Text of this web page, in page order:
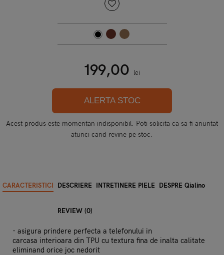
199,00 lei
ALERTA STOC
Acest produs este momentan indisponibil. Poti solicita ca sa fi anuntat
atunci cand revine pe stoc.
CARACTERISTICI DESCRIERE INTRETINERE PIELE DESPRE Qialino
REVIEW (0)
- asigura prindere perfecta a telefonului in
carcasa interioara din TPU cu textura fina de inalta calitate
eliminand orice joc nedorit